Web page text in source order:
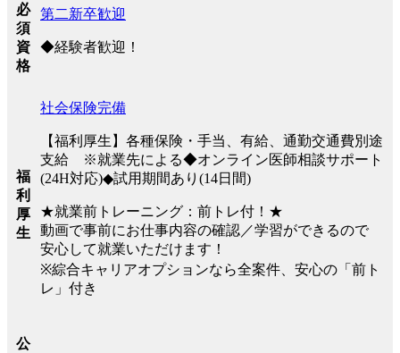
必
須
資
格
第二新卒歓迎
◆経験者歓迎！
福
利
厚
生
社会保険完備
【福利厚生】各種保険・手当、有給、通勤交通費別途
支給 ※就業先による◆オンライン医師相談サポート
(24H対応)◆試用期間あり(14日間)
★就業前トレーニング：前トレ付！★
動画で事前にお仕事内容の確認／学習ができるので
安心して就業いただけます！
※綜合キャリアオプションなら全案件、安心の「前ト
レ」付き
公